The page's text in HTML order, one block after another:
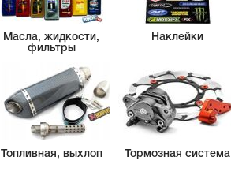
Масла, жидкости,
фильтры
Наклейки
Топливная, выхлоп Тормозная система